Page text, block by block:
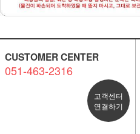
CUSTOMER CENTER
051-463-2316
고객센터
연결하기